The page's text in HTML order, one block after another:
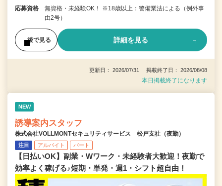
応募資格
無資格・未経験OK！ ※18歳以上：警備業法による（例外事
由2号）
後で見る 詳細を見る
更新日： 2026/07/31 掲載終了日： 2026/08/08
本日掲載終了になります
NEW
誘導案内スタッフ
株式会社VOLLMONTセキュリティサービス 松戸支社（夜勤）
注目 アルバイト パート
【日払いOK】副業・Wワーク・未経験者大歓迎！夜勤で
効率よく稼げる♪短期・単発・週1・シフト超自由！